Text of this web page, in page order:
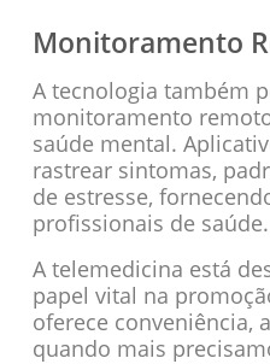
Monitoramento
A tecnologia também
monitoramento
saúde mental.
rastrear sintomas,
de estresse,
profissionais de saúde.
A telemedicina está
papel vital na
oferece conveniência,
quando mais